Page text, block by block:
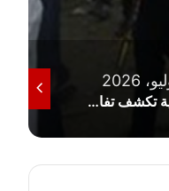
الداخلية تكشف تفاصيل واقعتي التعدي على كلب بالغربية ومشاجرة بالدقهلية
23 يوليو، 2026